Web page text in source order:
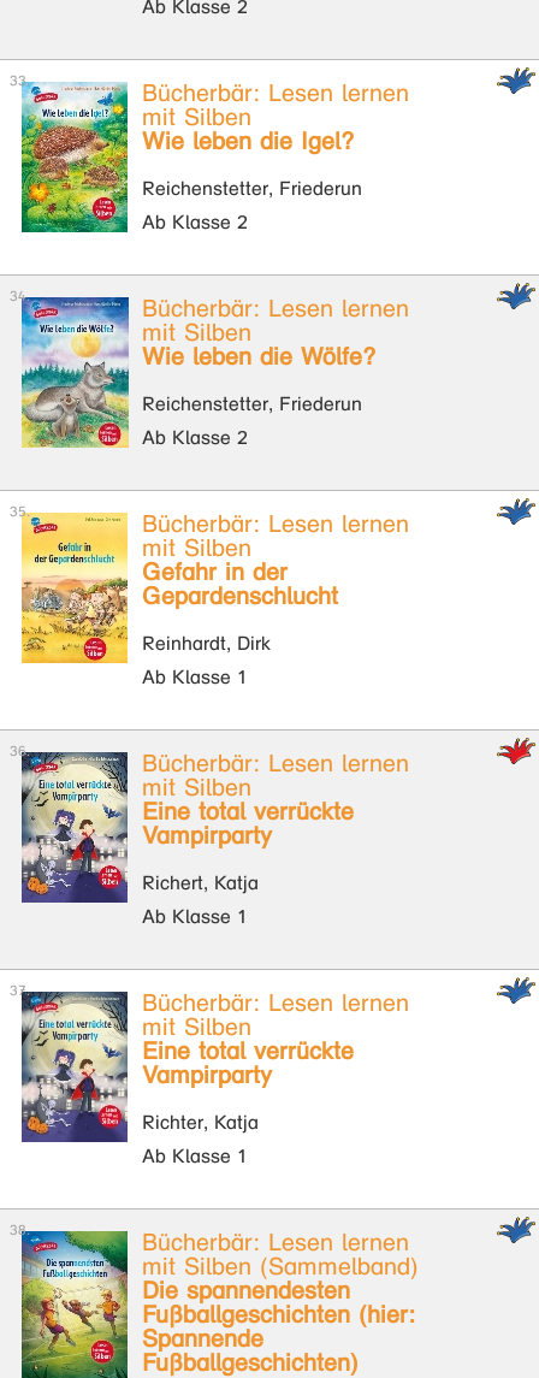
Ab Klasse 2
Bücherbär: Lesen lernen
mit Silben
Wie leben die Igel?
Reichenstetter, Friederun
Ab Klasse 2
Bücherbär: Lesen lernen
mit Silben
Wie leben die Wölfe?
Reichenstetter, Friederun
Ab Klasse 2
Bücherbär: Lesen lernen
mit Silben
Gefahr in der
Gepardenschlucht
Reinhardt, Dirk
Ab Klasse 1
Bücherbär: Lesen lernen
mit Silben
Eine total verrückte
Vampirparty
Richert, Katja
Ab Klasse 1
Bücherbär: Lesen lernen
mit Silben
Eine total verrückte
Vampirparty
Richter, Katja
Ab Klasse 1
Bücherbär: Lesen lernen
mit Silben (Sammelband)
Die spannendesten
Fußballgeschichten (hier:
Spannende
Fußballgeschichten)